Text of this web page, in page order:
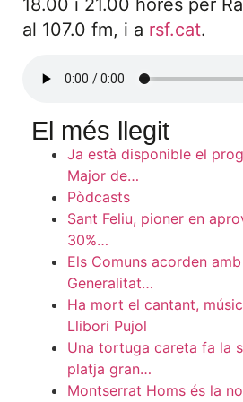
18.00 i 21.00 hores per
al 107.0 fm, i a rsf.cat.
El més llegit
Ja està disponible el
Major de…
Pòdcasts
Sant Feliu, pioner en
30%…
Els Comuns acorden
Generalitat…
Ha mort el cantant,
Llibori Pujol
Una tortuga careta fa la
platja gran…
Montserrat Homs és la